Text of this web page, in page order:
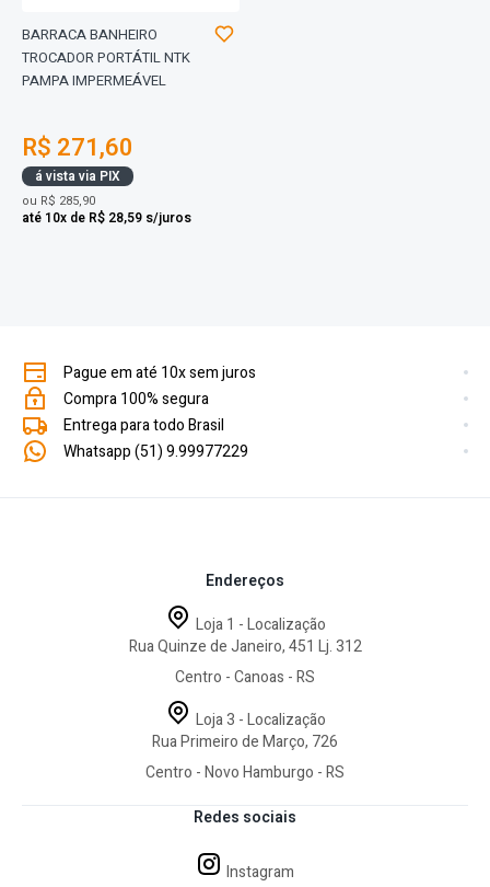
BARRACA BANHEIRO
TROCADOR PORTÁTIL NTK
PAMPA IMPERMEÁVEL
R$ 271,60
á vista via PIX
ou R$ 285,90
até 10x de R$ 28,59 s/juros
Pague em até 10x sem juros
Compra 100% segura
Entrega para todo Brasil
Whatsapp (51) 9.99977229
Redes sociais
Instagram
Endereços
Loja 1 - Localização
Rua Quinze de Janeiro, 451 Lj. 312
Centro - Canoas - RS
Loja 3 - Localização
Rua Primeiro de Março, 726
Centro - Novo Hamburgo - RS